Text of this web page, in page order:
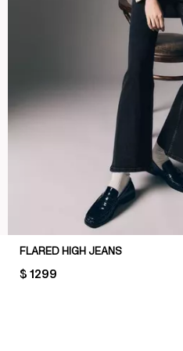
FLARED HIGH JEANS
PRICE:
$ 1299